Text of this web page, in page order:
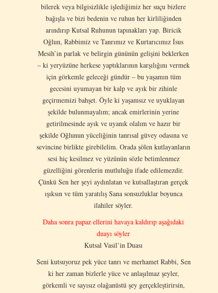
bilerek veya bilgisizlikle işlediğimiz her suçu bizlere
bağışla ve bizi bedenin ve ruhun her kirliliğinden
arındırıp Kutsal Ruhunun tapınakları yap. Biricik
Oğlun, Rabbimiz ve Tanrımız ve Kurtarıcımız İsus
Mesih’in parlak ve belirgin gününün gelişini beklerken
– ki yeryüzüne herkese yaptıklarının karşılığını vermek
için görkemle geleceği gündür – bu yaşamın tüm
gecesini uyumayan bir kalp ve ayık bir zihinle
geçirmemizi bahşet. Öyle ki yaşamsız ve uyuklayan
şekilde bulunmayalım; ancak emirlerinin yerine
getirilmesinde ayık ve uyanık olalım ve hazır bir
şekilde Oğlunun yüceliğinin tanrısal güvey odasına ve
sevincine birlikte girebilelim. Orada şölen kutlayanların
sesi hiç kesilmez ve yüzünün sözle betimlenmez
güzelliğini görenlerin mutluluğu ifade edilemezdir.
Çünkü Sen her şeyi aydınlatan ve kutsallaştıran gerçek
ışıksın ve tüm yaratılış Sana sonsuzluklar boyunca
ilahiler söyler.
Daha sonra papaz ellerini havaya kaldırıp aşağıdaki
duayı söyler
Kutsal Vasil’in Duası
Seni kutsuyoruz pek yüce tanrı ve merhamet Rabbi, Sen
ki her zaman bizlerle yüce ve anlaşılmaz şeyler,
görkemli ve sayısız olağanüstü şey gerçekleştirirsin,